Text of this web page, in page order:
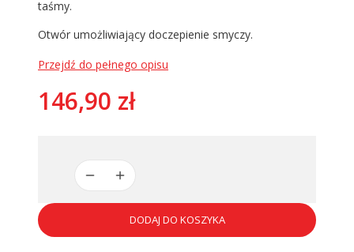
taśmy.
Otwór umożliwiający doczepienie smyczy.
Przejdź do pełnego opisu
Cena
146,90 zł
DODAJ DO KOSZYKA